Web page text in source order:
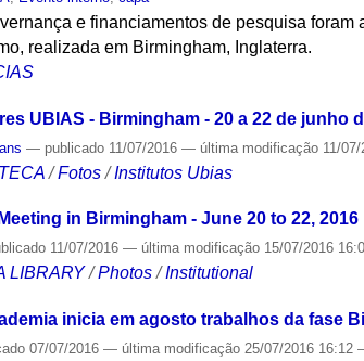
e financiamentos de pesquisa
realizada em Birmingham, Inglaterra.
UBIAS - Birmingham - 20 a 22 de junho
— publicado 11/07/2016— última modificação 11/
/Fotos /Institutos Ubias
in Birmingham - June 20 to 22, 2016
11/07/2016— última modificação 15/07/2016
LIBRARY /Photos /Institutional
inicia em agosto trabalhos da fase
07/07/2016— última modificação 25/07/2016 16:12